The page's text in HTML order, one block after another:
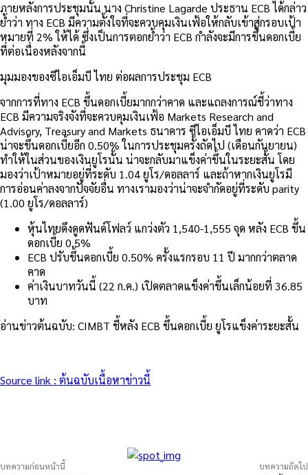
ภายหลังการประชุมนั้น นาง Christine Lagarde ประธาน ECB ได้กล่าว
ย้ำว่า ทาง ECB มีความตั้งใจที่จะควบคุมเงินเฟ้อให้กลับเข้าสู่กรอบเป้า
หมายที่ 2% ให้ได้ ซึ่งเป็นการตอกย้ำว่า ECB กำลังจะมีการขึ้นดอกเบี้ย
ที่ต่อเนื่องหลังจากนี้
มุมมองของซีไอเอ็มบี ไทย ต่อผลการประชุม ECB
จากการที่ทาง ECB ขึ้นดอกเบี้ยมากกว่าคาด และแถลงการณ์ชี้ว่าทาง
ECB มีความจริงจังที่จะควบคุมเงินเฟ้อ Markets Research and
Advisory, Treasury and Markets ธนาคาร ซีไอเอ็มบี ไทย คาดว่า ECB
น่าจะขึ้นดอกเบี้ยอีก 0.50% ในการประชุมครั้งถัดไป (เดือนกันยายน)
ทำให้ในส่วนของเงินยูโรนั้น น่าจะกลับมาแข็งค่าขึ้นในระยะสั้น โดย
มองว่าเป้าหมายอยู่ที่ระดับ 1.04 ยูโร/ดอลลาร์ และถ้าหากเงินยูโรมี
การอ่อนค่าลงจากปัจจัยอื่น ทางเรามองว่าน่าจะจำกัดอยู่ที่ระดับ parity
(1.00 ยูโร/ดอลลาร์)
หุ้นไทยดึงดูดฟันด์โฟลว์ แกว่งตัว 1,540-1,555 จุด หลัง ECB ขึ้น
ดอกเบี้ย 0.5%
ECB ปรับขึ้นดอกเบี้ย 0.50% ครั้งแรกรอบ 11 ปี มากกว่าตลาด
คาด
ค่าเงินบาทวันนี้ (22 ก.ค.) เปิดตลาดแข็งค่าขึ้นเล็กน้อยที่ 36.85
บาท
อ่านข่าวต้นฉบับ: CIMBT ชี้หลัง ECB ขึ้นดอกเบี้ย ยูโรแข็งค่าระยะสั้น
Source link : ต้นฉบับเนื้อหาข่าวนี้
บทความก่อนหน้านี้ บทความถัดไป